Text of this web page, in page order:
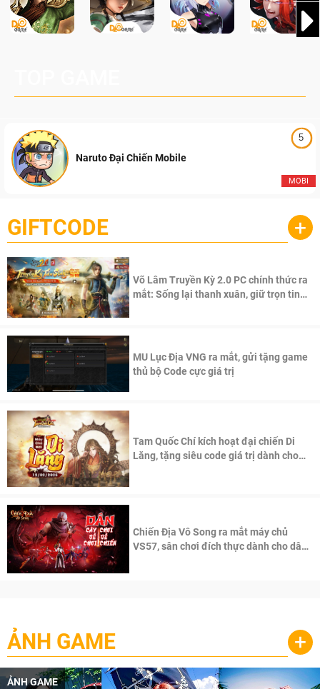
5
MOBI
Naruto Đại Chiến Mobile
GIFTCODE +
Võ Lâm Truyền Kỳ 2.0 PC chính thức ra
mắt: Sống lại thanh xuân, giữ trọn tinh
MU Lục Địa VNG ra mắt, gửi tặng game
thủ bộ Code cực giá trị
Tam Quốc Chí kích hoạt đại chiến Di
Lăng, tặng siêu code giá trị dành cho
Chiến Địa Vô Song ra mắt máy chủ
VS57, sân chơi đích thực dành cho dân
ẢNH GAME +
ẢNH GAME